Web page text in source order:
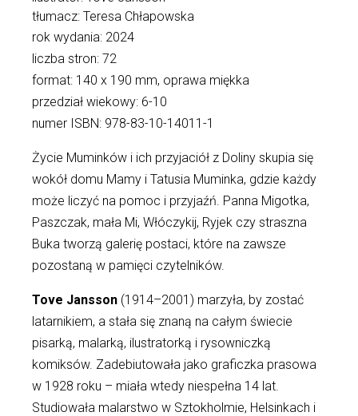
tłumacz: Teresa Chłapowska
rok wydania: 2024
liczba stron: 72
format: 140 x 190 mm, oprawa miękka
przedział wiekowy: 6-10
numer ISBN: 978-83-10-14011-1
Życie Muminków i ich przyjaciół z Doliny skupia się
wokół domu Mamy i Tatusia Muminka, gdzie każdy
może liczyć na pomoc i przyjaźń. Panna Migotka,
Paszczak, mała Mi, Włóczykij, Ryjek czy straszna
Buka tworzą galerię postaci, które na zawsze
pozostaną w pamięci czytelników.
Tove Jansson (1914–2001) marzyła, by zostać
latarnikiem, a stała się znaną na całym świecie
pisarką, malarką, ilustratorką i rysowniczką
komiksów. Zadebiutowała jako graficzka prasowa
w 1928 roku – miała wtedy niespełna 14 lat.
Studiowała malarstwo w Sztokholmie, Helsinkach i